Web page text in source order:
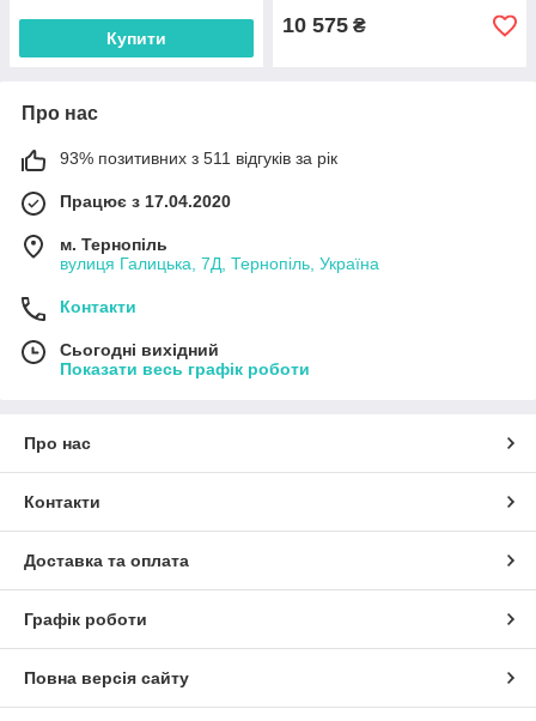
Купити
10 575 ₴
Про нас
93% позитивних з 511 відгуків за рік
Працює з 17.04.2020
м. Тернопіль
вулиця Галицька, 7Д, Тернопіль, Україна
Контакти
Сьогодні вихідний
Показати весь графік роботи
Про нас
Контакти
Доставка та оплата
Графік роботи
Повна версія сайту